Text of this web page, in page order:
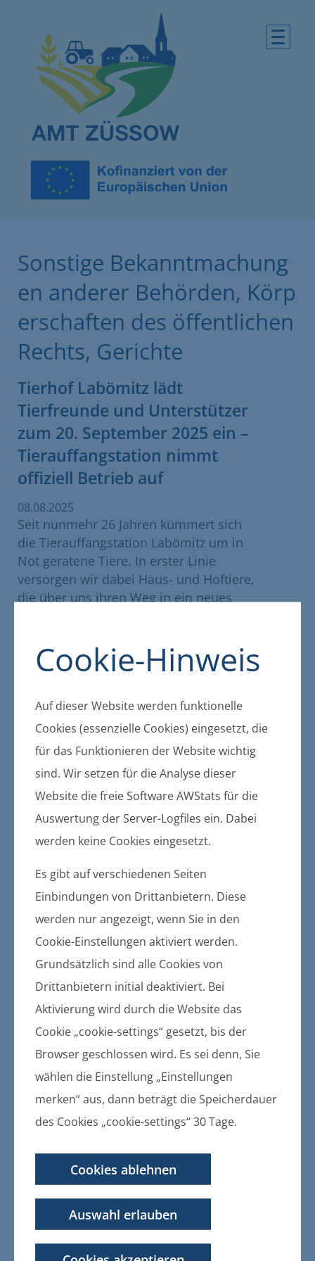
Cookie-Hinweis
Auf dieser Website werden funktionelle
Cookies (essenzielle Cookies) eingesetzt, die
für das Funktionieren der Website wichtig
sind. Wir setzen für die Analyse dieser
Website die freie Software AWStats für die
Auswertung der Server-Logfiles ein. Dabei
werden keine Cookies eingesetzt.
Es gibt auf verschiedenen Seiten
Einbindungen von Drittanbietern. Diese
werden nur angezeigt, wenn Sie in den
Cookie-Einstellungen aktiviert werden.
Grundsätzlich sind alle Cookies von
Drittanbietern initial deaktiviert. Bei
Aktivierung wird durch die Website das
Cookie „cookie-settings“ gesetzt, bis der
Browser geschlossen wird. Es sei denn, Sie
wählen die Einstellung „Einstellungen
merken“ aus, dann beträgt die Speicherdauer
des Cookies „cookie-settings“ 30 Tage.
Cookies ablehnen
Auswahl erlauben
Sonstige Bekanntmachung
en anderer Behörden, Körp
erschaften des öffentlichen
Rechts, Gerichte
Tierhof Labömitz lädt
Tierfreunde und Unterstützer
zum 20. September 2025 ein –
Tierauffangstation nimmt
offiziell Betrieb auf
08.08.2025
Seit nunmehr 26 Jahren kümmert sich
die Tierauffangstation Labömitz um in
Not geratene Tiere. In erster Linie
versorgen wir dabei Haus- und Hoftiere,
die über uns ihren Weg in ein neues
allem in der Aufnahme von Vögeln
bestand, wird nur noch von unserem
aufrechterhalten. Sollte er uns einmal
verlassen, ist dieses Kapitel
höchstwahrscheinlich beendet.
Aktuell kümmern wir uns um gut 40
Gnadenhoftiere sowie Fundkatzen und -
hunde die uns durch unsere Partner
Gemeinde Ostseebad Heringsdorf, Amt
Usedom-Süd, Amt Züssow und Amt
letzten Jahr waren es 200 Katzen, davon
133 Kitten. In diesem Jahr liegen wir
schon wieder bei 70 Kitten.
Dazu kommt das Kitty-Projekt mit der
Aktion Tier, über das wir gut 30
Futterstellen für Streunerkatzen
vertraglich gebunden haben, an denen
die Streuner versorgt werden.
Wichtigstes Augenmerk dabei immer
die Kastration von Neuankömmlingen
bzw. auch das Einfangen streunender
Katzen mit Hilfe der Bevölkerung und
vor allem des Tierschutzvereines Insel
Usedom sowie die anschließende
Versorgung mit den Tierärzten der
In den letzten Jahren haben wir viel Zeit
und Kraft in Umbauten und
Sanierungen gesteckt. Dazu gehören
u.a. die Sanierung des Scheunendaches,